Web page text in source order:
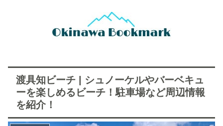
渡具知ビーチ | シュノーケルやバーベキュ
ーを楽しめるビーチ！駐車場など周辺情報
を紹介！